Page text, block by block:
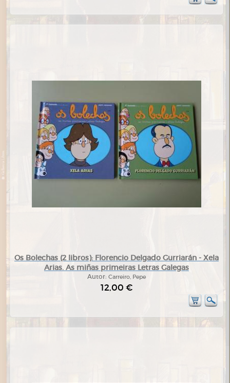
Os Bolechas (2 libros): Florencio Delgado Gurriarán - Xela
Arias. As miñas primeiras Letras Galegas
Autor: Carreiro, Pepe
12,00 €